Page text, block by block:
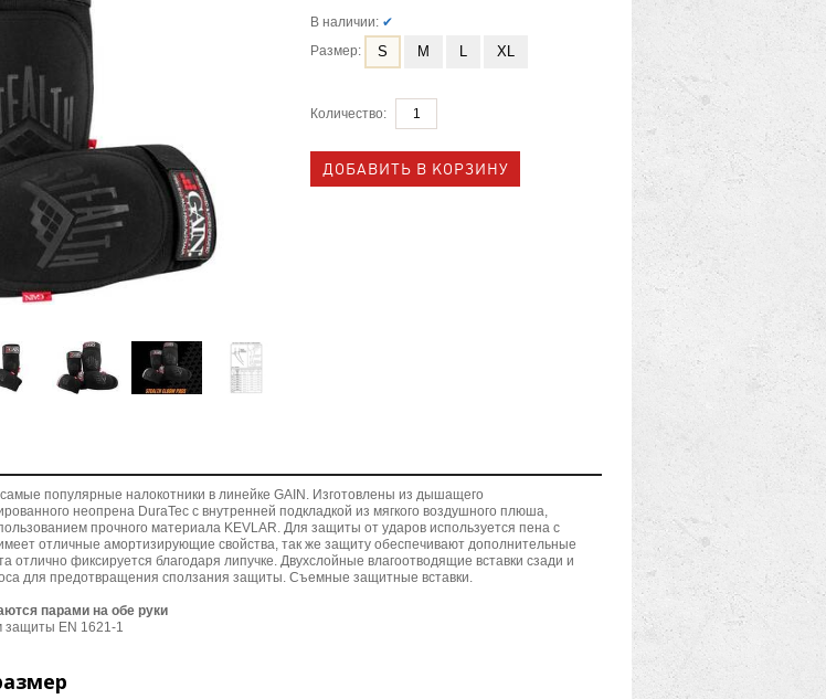
В наличии: ✔
Размер:
S M L XL
Количество:
самые популярные налокотники в линейке GAIN. Изготовлены из дышащего
неопрена DuraTec с внутренней подкладкой из мягкого воздушного плюша,
прочного материала KEVLAR. Для защиты от ударов используется пена с
отличные амортизирующие свойства, так же защиту обеспечивают дополнительные
отлично фиксируется благодаря липучке. Двухслойные влагоотводящие вставки сзади и
для предотвращения сползания защиты. Съемные защитные вставки.
парами на обе руки
защиты EN 1621-1